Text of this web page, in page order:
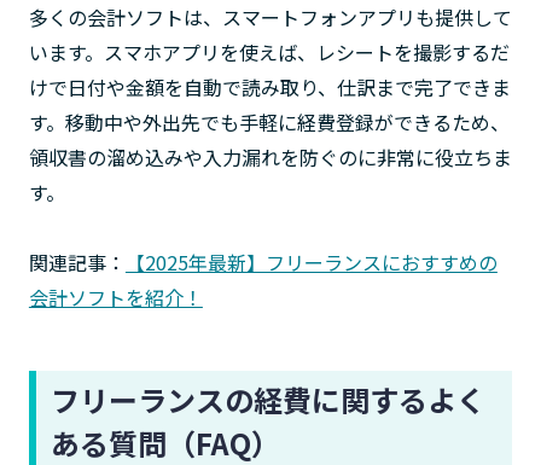
多くの会計ソフトは、スマートフォンアプリも提供して
います。スマホアプリを使えば、レシートを撮影するだ
けで日付や金額を自動で読み取り、仕訳まで完了できま
す。移動中や外出先でも手軽に経費登録ができるため、
領収書の溜め込みや入力漏れを防ぐのに非常に役立ちま
す。
関連記事：
【2025年最新】フリーランスにおすすめの
会計ソフトを紹介！
フリーランスの経費に関するよく
ある質問（FAQ）